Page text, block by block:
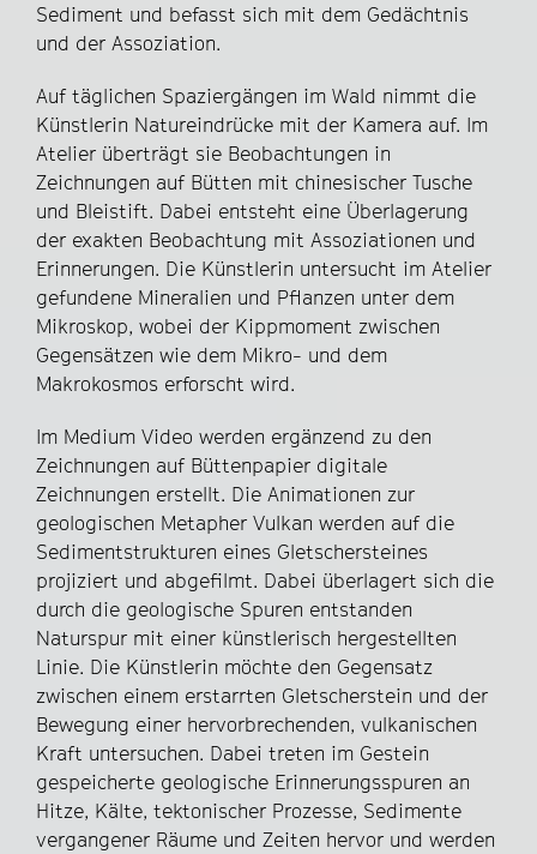
Sediment und befasst sich mit dem Gedächtnis
und der Assoziation.
Auf täglichen Spaziergängen im Wald nimmt die
Künstlerin Natureindrücke mit der Kamera auf. Im
Atelier überträgt sie Beobachtungen in
Zeichnungen auf Bütten mit chinesischer Tusche
und Bleistift. Dabei entsteht eine Überlagerung
der exakten Beobachtung mit Assoziationen und
Erinnerungen. Die Künstlerin untersucht im Atelier
gefundene Mineralien und Pflanzen unter dem
Mikroskop, wobei der Kippmoment zwischen
Gegensätzen wie dem Mikro- und dem
Makrokosmos erforscht wird.
Im Medium Video werden ergänzend zu den
Zeichnungen auf Büttenpapier digitale
Zeichnungen erstellt. Die Animationen zur
geologischen Metapher Vulkan werden auf die
Sedimentstrukturen eines Gletschersteines
projiziert und abgefilmt. Dabei überlagert sich die
durch die geologische Spuren entstanden
Naturspur mit einer künstlerisch hergestellten
Linie. Die Künstlerin möchte den Gegensatz
zwischen einem erstarrten Gletscherstein und der
Bewegung einer hervorbrechenden, vulkanischen
Kraft untersuchen. Dabei treten im Gestein
gespeicherte geologische Erinnerungsspuren an
Hitze, Kälte, tektonischer Prozesse, Sedimente
vergangener Räume und Zeiten hervor und werden